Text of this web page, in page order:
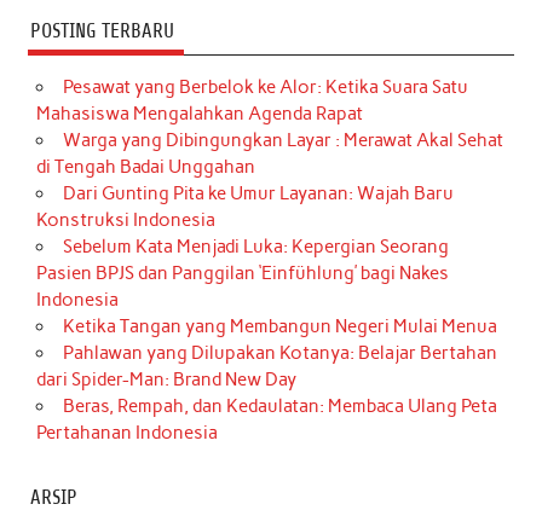
POSTING TERBARU
Pesawat yang Berbelok ke Alor: Ketika Suara Satu
Mahasiswa Mengalahkan Agenda Rapat
Warga yang Dibingungkan Layar : Merawat Akal Sehat
di Tengah Badai Unggahan
Dari Gunting Pita ke Umur Layanan: Wajah Baru
Konstruksi Indonesia
Sebelum Kata Menjadi Luka: Kepergian Seorang
Pasien BPJS dan Panggilan ‘Einfühlung’ bagi Nakes
Indonesia
Ketika Tangan yang Membangun Negeri Mulai Menua
Pahlawan yang Dilupakan Kotanya: Belajar Bertahan
dari Spider-Man: Brand New Day
Beras, Rempah, dan Kedaulatan: Membaca Ulang Peta
Pertahanan Indonesia
ARSIP